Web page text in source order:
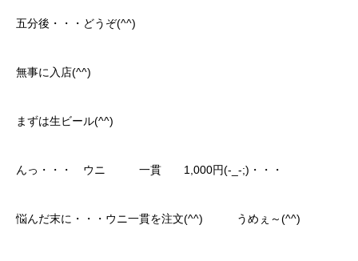
五分後・・・どうぞ(^^)
無事に入店(^^)
まずは生ビール(^^)
んっ・・・ ウニ 一貫 1,000円(-_-;)・・・
悩んだ末に・・・ウニ一貫を注文(^^) うめぇ～(^^)